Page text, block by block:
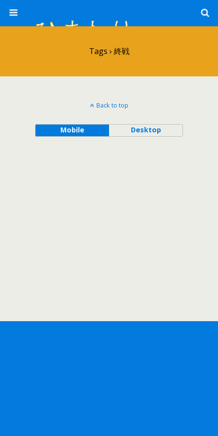
ひまわり畑 sunflower-field
Tags › 終戦
Back to top
Mobile Desktop